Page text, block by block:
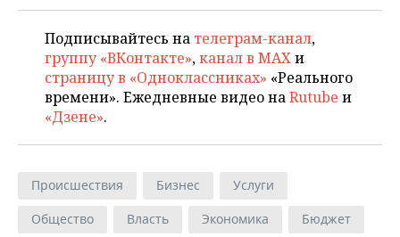
Подписывайтесь на телеграм-канал,
группу «ВКонтакте»,канал в MAXи
страницу в «Одноклассниках» «Реального
времени». Ежедневные видео наRutube и
«Дзене».
Происшествия Бизнес
Услуги
Общество
Власть Экономика
Бюджет